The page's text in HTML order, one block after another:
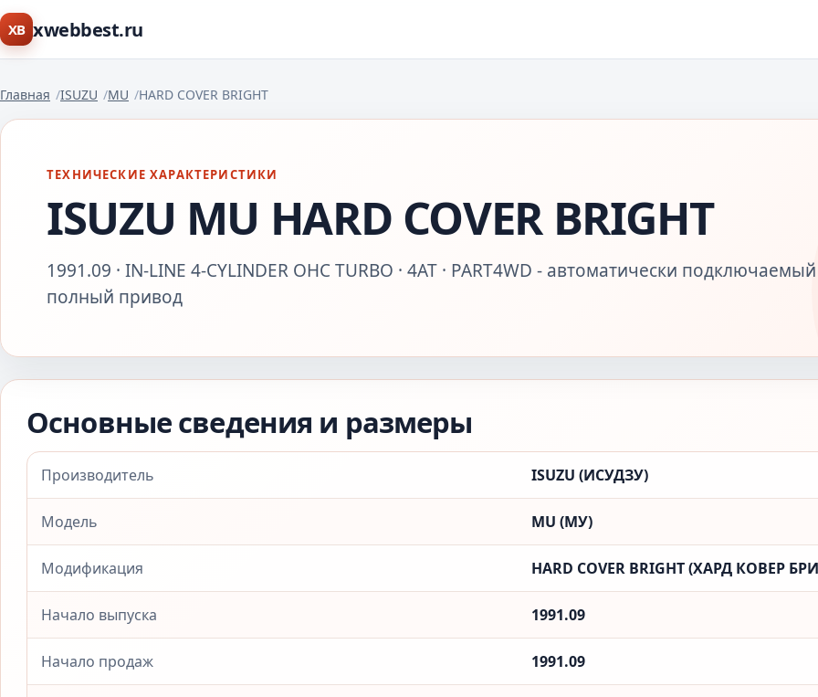
XB xwebbest.ru
Главная ISUZU MU HARD COVER BRIGHT
ТЕХНИЧЕСКИЕ ХАРАКТЕРИСТИКИ
ISUZU MU HARD COVER BRIGHT
1991.09 · IN-LINE 4-CYLINDER OHC TURBO · 4AT · PART4WD - автоматически подключаемый
полный привод
Основные сведения и размеры
Производитель ISUZU (ИСУДЗУ)
Модель MU (МУ)
Модификация HARD COVER BRIGHT (ХАРД КОВЕР
Начало выпуска 1991.09
Начало продаж 1991.09